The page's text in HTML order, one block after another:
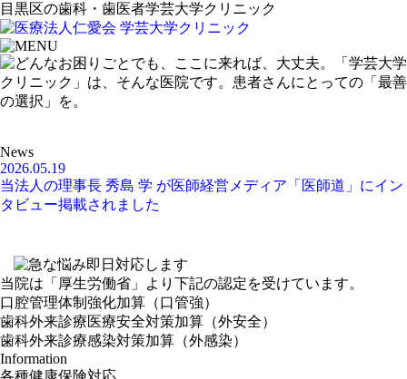
目黒区の歯科・歯医者学芸大学クリニック
News
2026.05.19
当法人の理事長 秀島 学 が医師経営メディア「医師道」にイン
タビュー掲載されました
当院は 「厚生労働省」
より下記の認定を受けています。
口腔管理体制強化加算（口管強）
歯科外来診療医療安全対策加算（外安全）
歯科外来診療感染対策加算（外感染）
Information
各種健康保険対応